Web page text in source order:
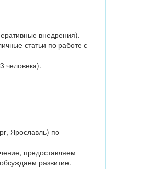
внедрения).
статьи по работе с
человека).
Ярославль) по
предоставляем
развитие.